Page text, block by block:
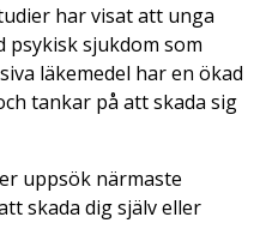
har visat att unga
psykisk sjukdom som
läkemedel har en ökad
tankar på att skada sig
uppsök närmaste
skada dig själv eller